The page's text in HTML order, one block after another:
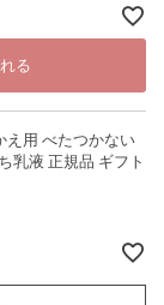
る
え用 べたつかない
乳液 正規品 ギフト